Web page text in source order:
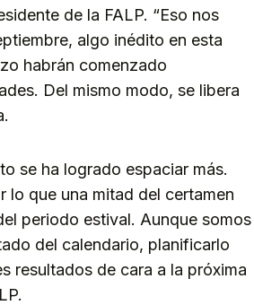
de la FALP. “Eso nos
algo inédito en esta
habrán comenzado
Del mismo modo, se libera
se ha logrado espaciar más.
lo que una mitad del certamen
periodo estival. Aunque somos
del calendario, planificarlo
resultados de cara a la próxima